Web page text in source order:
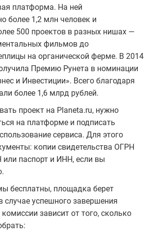
платформа. На ней
более 1,2 млн человек и
500 проектов в разных нишах —
фильмов до
на органической ферме. В 2014
Премию Рунета в номинации
и Инвестиции». Всего благодаря
более 1,6 млрд рублей.
проект на Planeta.ru, нужно
на платформе и подписать
сервиса. Для этого
копии свидетельства ОГРН
паспорт и ИНН, если вы
бесплатны, площадка берет
случае успешного завершения
зависит от того, сколько